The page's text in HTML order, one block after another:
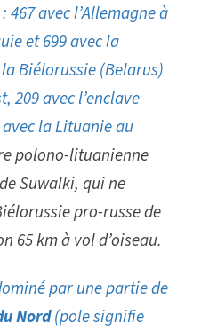
: 467 avec l’Allemagne à
et 699 avec la
Biélorussie (Belarus)
209 avec l’enclave
la Lituanie au
polono-lituanienne
Suwalki, qui ne
pro-russe de
65 km à vol d’oiseau.
par une partie de
Nord(pole signifie